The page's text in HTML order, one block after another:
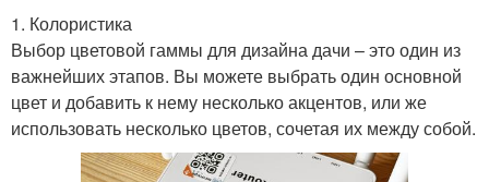
1. Колористика
Выбор цветовой гаммы для дизайна дачи – это один из
важнейших этапов. Вы можете выбрать один основной
цвет и добавить к нему несколько акцентов, или же
использовать несколько цветов, сочетая их между собой.